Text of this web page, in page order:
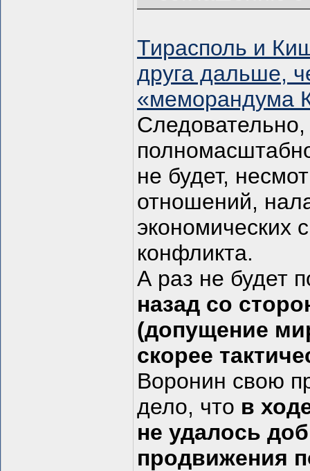
Тирасполь и
друга дальше,
«меморандума
не будет,
отношений,
экономических
конфликта.
А раз не будет
назад со
(допущение
скорее
Воронин свою
дело, что в
не удалось
продвижения